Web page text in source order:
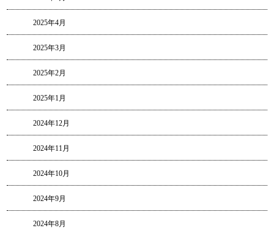
2025年4月
2025年3月
2025年2月
2025年1月
2024年12月
2024年11月
2024年10月
2024年9月
2024年8月